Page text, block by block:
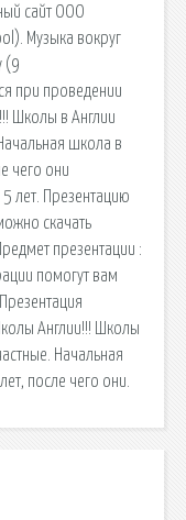
сайт ООО
Музыка вокруг
(9
при проведении
Школы в Англии
школа в
чего они
лет. Презентацию
скачать
презентации :
помогут вам
Англии!!! Школы
Начальная
после чего они.